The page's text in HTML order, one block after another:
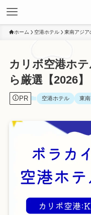
ホーム 空港ホテル 東南アジア
カリボ空港ホ
ら厳選【2026】
PR 空港ホテル 東